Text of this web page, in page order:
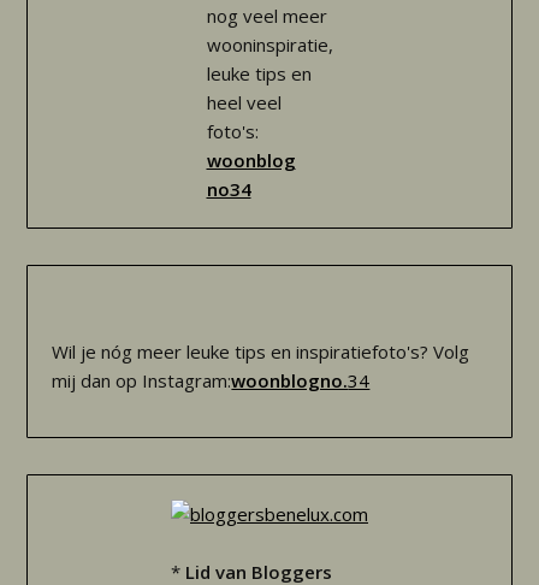
nog veel meer
wooninspiratie,
leuke tips en
heel veel
foto's:
woonblog
no34
Wil je nóg meer leuke tips en inspiratiefoto's? Volg
mij dan op Instagram:woonblogno.34
* Lid van Bloggers